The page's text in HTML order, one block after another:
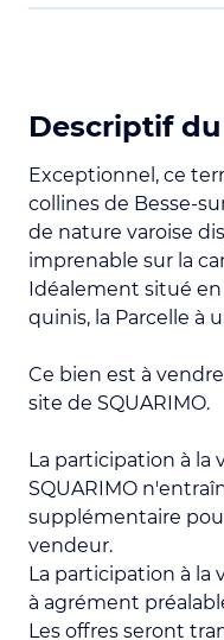
Descriptif
Exceptionnel, ce
collines de Besse-
de nature varoise
imprenable sur la
Idéalement situé
quinis, la Parcelle à
Ce bien est à
site de SQUARIMO.
La participation à la
SQUARIMO
supplémentaire
vendeur.
La participation à la
à agrément
Les offres seront